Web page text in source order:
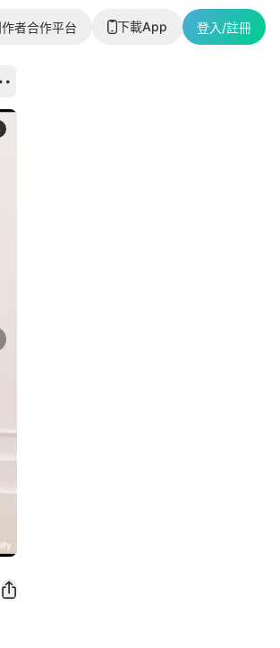
者合作平台 下載App 登入/註冊
slide